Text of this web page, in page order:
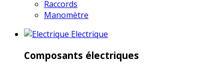
Raccords
Manomètre
Electrique
Composants électriques